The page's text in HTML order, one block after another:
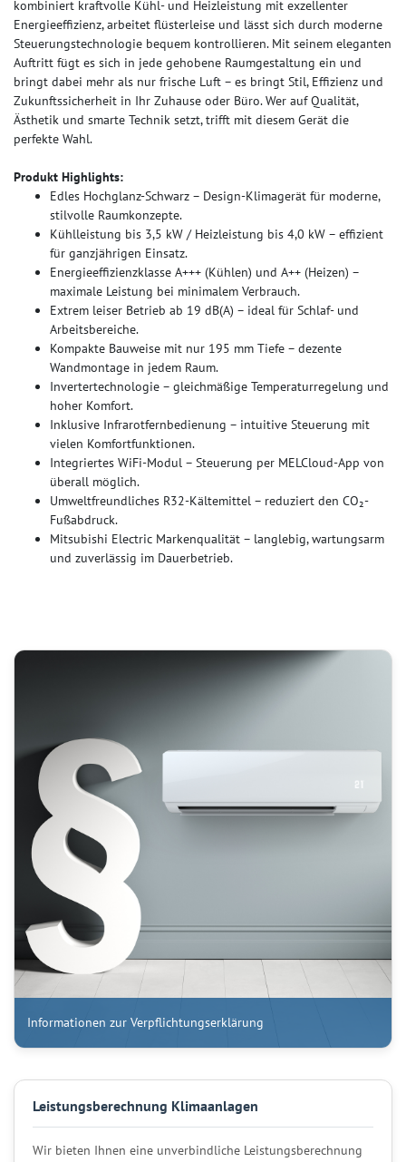
kombiniert kraftvolle Kühl- und Heizleistung mit exzellenter
Energieeffizienz, arbeitet flüsterleise und lässt sich durch moderne
Steuerungstechnologie bequem kontrollieren. Mit seinem eleganten
Auftritt fügt es sich in jede gehobene Raumgestaltung ein und
bringt dabei mehr als nur frische Luft – es bringt Stil, Effizienz und
Zukunftssicherheit in Ihr Zuhause oder Büro. Wer auf Qualität,
Ästhetik und smarte Technik setzt, trifft mit diesem Gerät die
perfekte Wahl.
Produkt Highlights:
Edles Hochglanz-Schwarz – Design-Klimagerät für moderne,
stilvolle Raumkonzepte.
Kühlleistung bis 3,5 kW / Heizleistung bis 4,0 kW – effizient
für ganzjährigen Einsatz.
Energieeffizienzklasse A+++ (Kühlen) und A++ (Heizen) –
maximale Leistung bei minimalem Verbrauch.
Extrem leiser Betrieb ab 19 dB(A) – ideal für Schlaf- und
Arbeitsbereiche.
Kompakte Bauweise mit nur 195 mm Tiefe – dezente
Wandmontage in jedem Raum.
Invertertechnologie – gleichmäßige Temperaturregelung und
hoher Komfort.
Inklusive Infrarotfernbedienung – intuitive Steuerung mit
vielen Komfortfunktionen.
Integriertes WiFi-Modul – Steuerung per MELCloud-App von
überall möglich.
Umweltfreundliches R32-Kältemittel – reduziert den CO₂-
Fußabdruck.
Mitsubishi Electric Markenqualität – langlebig, wartungsarm
und zuverlässig im Dauerbetrieb.
Informationen zur Verpflichtungserklärung
Leistungsberechnung Klimaanlagen
Wir bieten Ihnen eine unverbindliche Leistungsberechnung